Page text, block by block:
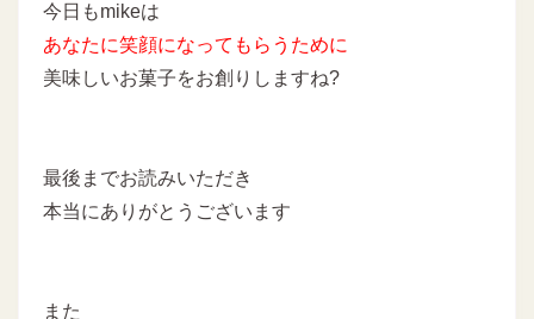
今日もmikeは
あなたに笑顔になってもらうために
美味しいお菓子をお創りしますね?
最後までお読みいただき
本当にありがとうございます
また